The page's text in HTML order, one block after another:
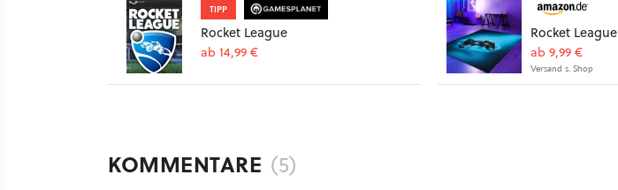
TIPP
Rocket League
ab 14,99 €
Rocket League
ab 9,99 €
Versand s. Shop
KOMMENTARE (5)